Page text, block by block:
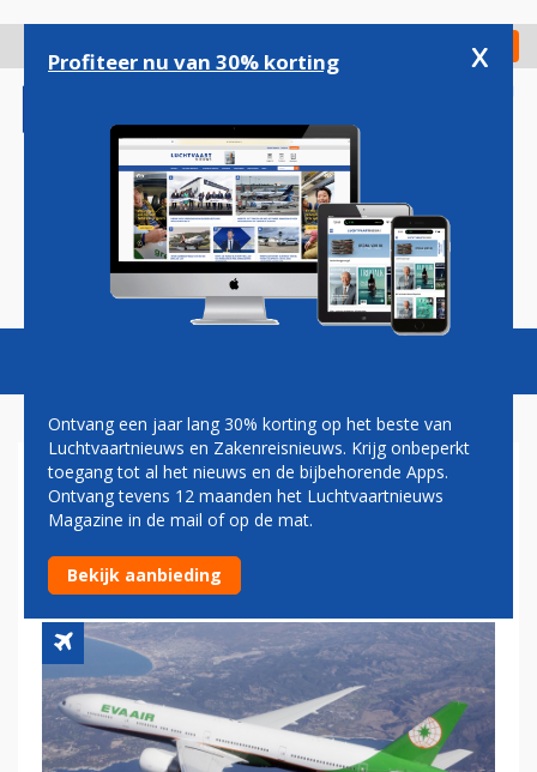
gaan
Check in
Magazine Podcasts Vacatures
ELEKTRONISCH
KOFFERLABEL EVA AIR NU
OOK OP SCHIPHOL
Profiteer nu van 30% korting x
Ontvang een jaar lang 30% korting op het beste van
Luchtvaartnieuws en Zakenreisnieuws. Krijg onbeperkt
toegang tot al het nieuws en de bijbehorende Apps.
Ontvang tevens 12 maanden het Luchtvaartnieuws
Magazine in de mail of op de mat.
Bekijk aanbieding